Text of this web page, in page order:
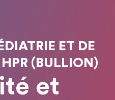
ET DE
(BULLION)
et